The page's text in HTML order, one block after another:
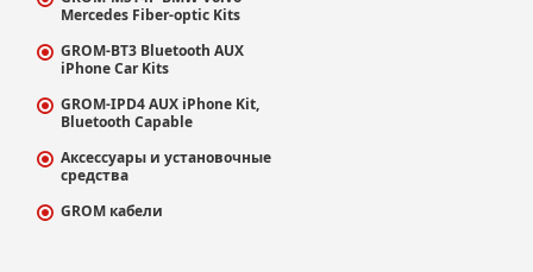
Mercedes Fiber-optic Kits
GROM-BT3 Bluetooth AUX
iPhone Car Kits
GROM-IPD4 AUX iPhone Kit,
Bluetooth Capable
Аксессуары и установочные
средства
GROM кабели